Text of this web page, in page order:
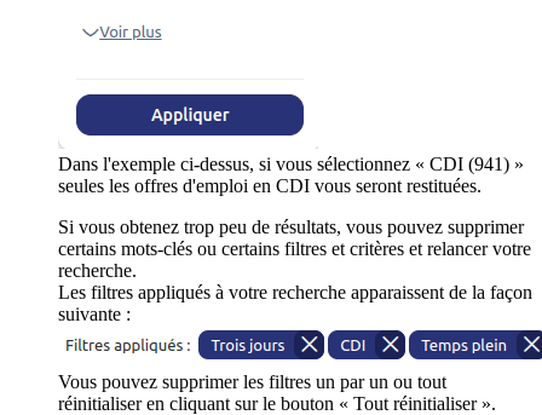
Dans l'exemple ci-dessus, si vous sélectionnez « CDI (941) »
seules les offres d'emploi en CDI vous seront restituées.
Si vous obtenez trop peu de résultats, vous pouvez supprimer
certains mots-clés ou certains filtres et critères et relancer votre
recherche.
Les filtres appliqués à votre recherche apparaissent de la façon
suivante :
Vous pouvez supprimer les filtres un par un ou tout
réinitialiser en cliquant sur le bouton « Tout réinitialiser ».